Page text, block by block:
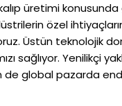
üretimi
özel
Üstün teknolojik
sağlıyor. Yenilikçi
global pazarda